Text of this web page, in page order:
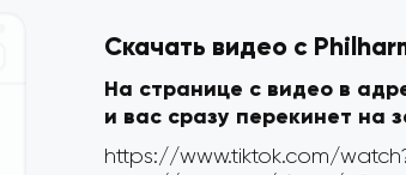
Скачать видео с
На странице с видео в
и вас сразу перекинет на